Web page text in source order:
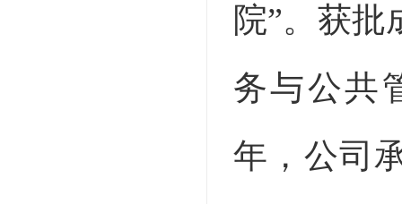
院”。获批
务与公共
年，公司